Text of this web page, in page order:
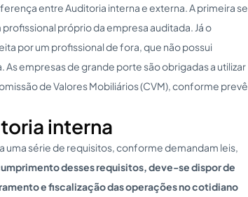
entre Auditoria interna e externa. A primeira se
próprio da empresa auditada. Já o
por um profissional de fora, que não possui
As empresas de grande porte são obrigadas a utilizar
de Valores Mobiliários (CVM), conforme prevê
interna
uma série de requisitos, conforme demandam leis,
desses requisitos, deve-se dispor de
e fiscalização das operações no cotidiano